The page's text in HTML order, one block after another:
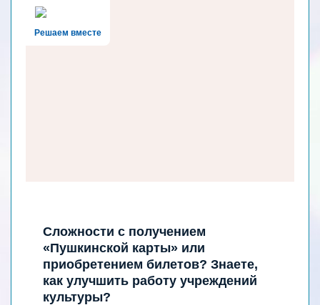
Решаем вместе
Сложности с получением
«Пушкинской карты» или
приобретением билетов? Знаете,
как улучшить работу учреждений
культуры?